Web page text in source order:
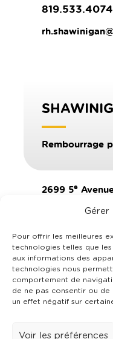
Gérer
Pour offrir les meilleures
technologies telles que
aux informations des
technologies nous
comportement de
de ne pas consentir ou
un effet négatif sur
Voir les préférences
819.533.4074
Rembourrage
2699 5e
Tous droits